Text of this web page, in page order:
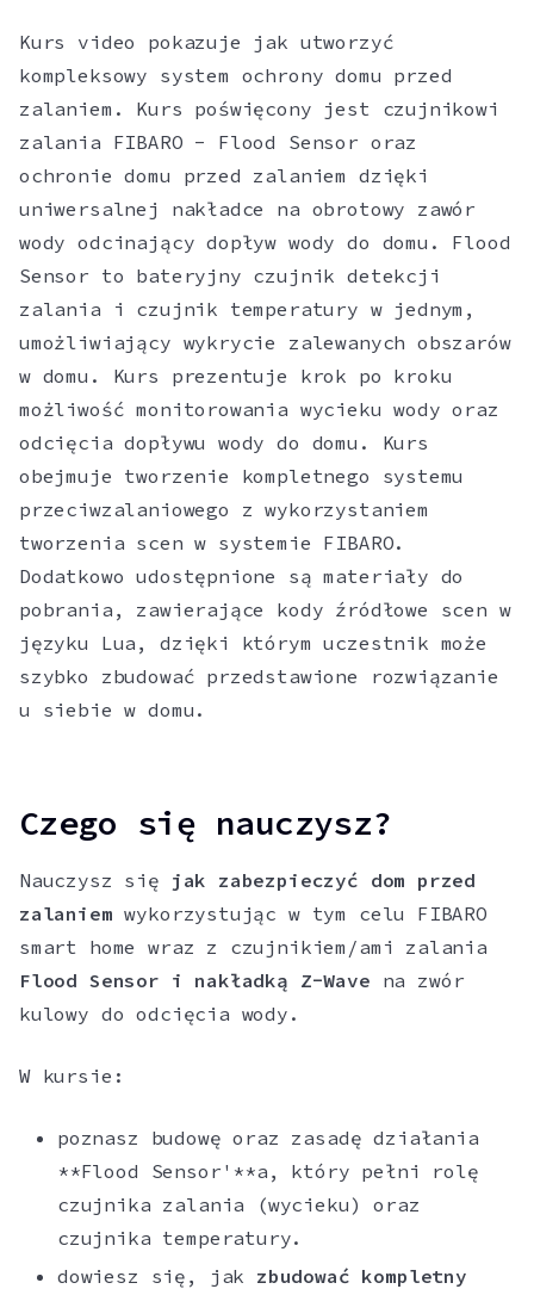
Kurs video pokazuje jak utworzyć
kompleksowy system ochrony domu przed
zalaniem. Kurs poświęcony jest czujnikowi
zalania FIBARO - Flood Sensor oraz
ochronie domu przed zalaniem dzięki
uniwersalnej nakładce na obrotowy zawór
wody odcinający dopływ wody do domu. Flood
Sensor to bateryjny czujnik detekcji
zalania i czujnik temperatury w jednym,
umożliwiający wykrycie zalewanych obszarów
w domu. Kurs prezentuje krok po kroku
możliwość monitorowania wycieku wody oraz
odcięcia dopływu wody do domu. Kurs
obejmuje tworzenie kompletnego systemu
przeciwzalaniowego z wykorzystaniem
tworzenia scen w systemie FIBARO.
Dodatkowo udostępnione są materiały do
pobrania, zawierające kody źródłowe scen w
języku Lua, dzięki którym uczestnik może
szybko zbudować przedstawione rozwiązanie
u siebie w domu.
Czego się nauczysz?
Nauczysz się jak zabezpieczyć dom przed
zalaniem wykorzystując w tym celu FIBARO
smart home wraz z czujnikiem/ami zalania
Flood Sensor i nakładką Z-Wave na zwór
kulowy do odcięcia wody.
W kursie:
poznasz budowę oraz zasadę działania
**Flood Sensor'**a, który pełni rolę
czujnika zalania (wycieku) oraz
czujnika temperatury.
dowiesz się, jak zbudować kompletny